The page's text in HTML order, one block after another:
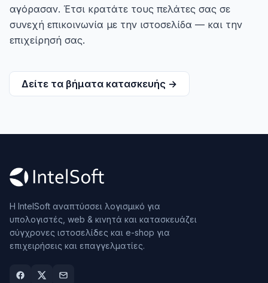
αγόρασαν. Έτσι κρατάτε τους πελάτες σας σε
συνεχή επικοινωνία με την ιστοσελίδα — και την
επιχείρησή σας.
Δείτε τα βήματα κατασκευής →
Η IntelSoft αναπτύσσει λογισμικό για
υπολογιστές, web & κινητά και κατασκευάζει
σύγχρονες ιστοσελίδες και e-shop για
επιχειρήσεις και επαγγελματίες.